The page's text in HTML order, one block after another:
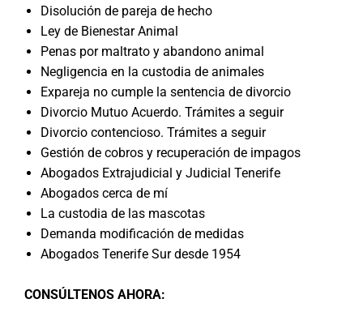
Disolución de pareja de hecho
Ley de Bienestar Animal
Penas por maltrato y abandono animal
Negligencia en la custodia de animales
Expareja no cumple la sentencia de divorcio
Divorcio Mutuo Acuerdo. Trámites a seguir
Divorcio contencioso. Trámites a seguir
Gestión de cobros y recuperación de impagos
Abogados Extrajudicial y Judicial Tenerife
Abogados cerca de mí
La custodia de las mascotas
Demanda modificación de medidas
Abogados Tenerife Sur desde 1954
CONSÚLTENOS AHORA: